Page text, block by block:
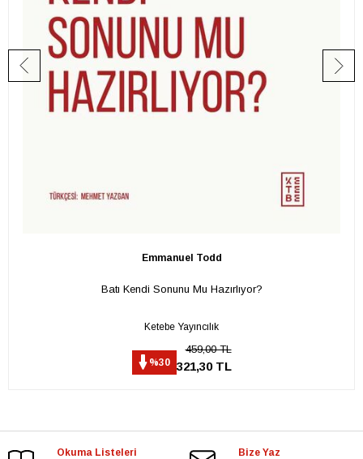
Emmanuel Todd
Batı Kendi Sonunu Mu Hazırlıyor?
Ketebe Yayıncılık
%30
459,00 TL
321,30 TL
Okuma Listeleri
Bize Yaz